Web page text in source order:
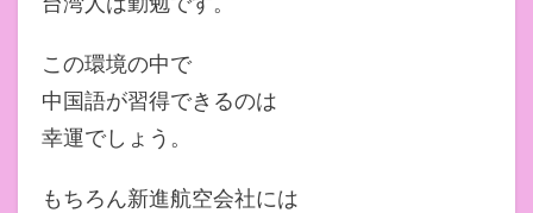
この環境の中で
中国語が習得できるのは
幸運でしょう。
もちろん新進航空会社には